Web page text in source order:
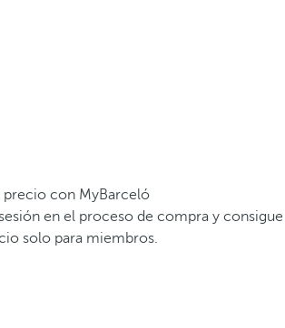
con MyBarceló
en el proceso de compra y consigue
solo para miembros.